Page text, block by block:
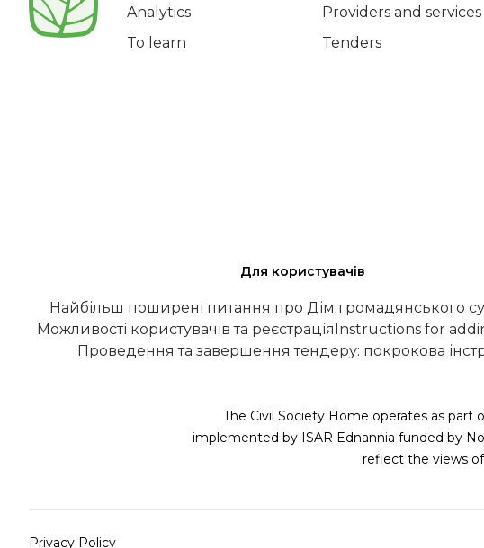
Analytics
To learn
Providers and services
Tenders
Для користувачів
Найбільш поширені питання про Дім громадянського
Можливості користувачів та реєстраціяInstructions for
Проведення та завершення тендеру: покрокова
The Civil Society Home operates as part
implemented by ISAR Ednannia funded by
reflect the views
Privacy Policy